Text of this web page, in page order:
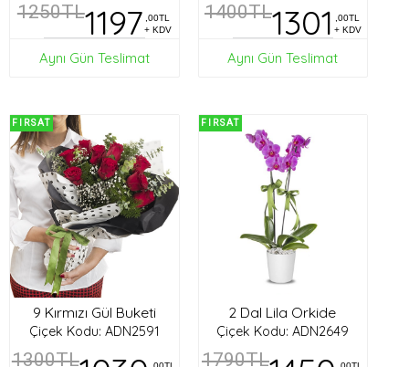
1250TL1197 ,00TL
+ KDV
Aynı Gün Teslimat
1400TL1301
,00TL
+ KDV
Aynı Gün Teslimat
FIRSAT
9 Kırmızı Gül Buketi
Çiçek Kodu: ADN2591
1300TL
FIRSAT
2 Dal Lila Orkide
Çiçek Kodu: ADN2649
1790TL